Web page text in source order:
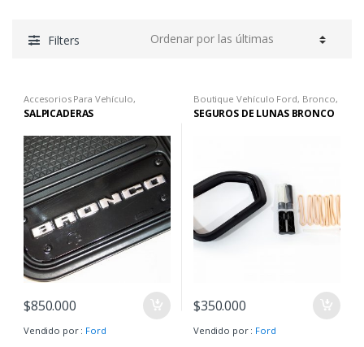
Filters
Accesorios Para Vehículo,
Boutique Vehículo Ford
Bronco Big Ben,
SALPICADERAS
$850.000
Vendido por : Ford
Boutique Vehículo Ford, Bronco,
Bronco Big Ben,Bronco
Wildtrack
SEGUROS DE LUNAS BRONCO
$350.000
Vendido por : Ford